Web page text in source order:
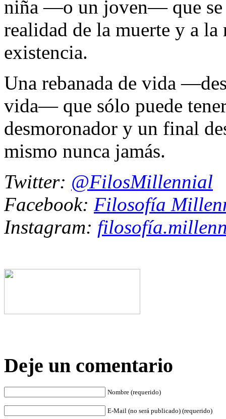
niña —o un joven— que se
realidad de la muerte y a
existencia.
Una rebanada de vida
vida— que sólo puede
desmoronador y un final
mismo nunca jamás.
Twitter: @FilosMillennial
Facebook: Filosofía
Instagram:
Deje un comentario
Nombre (requerido)
E-Mail (no será publicado) (requerido)